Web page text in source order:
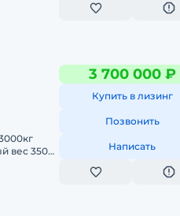
вес 3500
3 700 000 ₽
Купить в лизинг
Позвонить
Написать